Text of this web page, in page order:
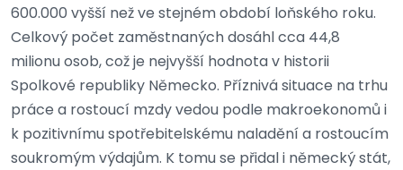
600.000 vyšší než ve stejném období loňského roku.
Celkový počet zaměstnaných dosáhl cca 44,8
milionu osob, což je nejvyšší hodnota v historii
Spolkové republiky Německo. Příznivá situace na trhu
práce a rostoucí mzdy vedou podle makroekonomů i
k pozitivnímu spotřebitelskému naladění a rostoucím
soukromým výdajům. K tomu se přidal i německý stát,